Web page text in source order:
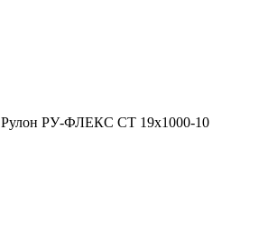
Рулон РУ-ФЛЕКС СТ 19x1000-10